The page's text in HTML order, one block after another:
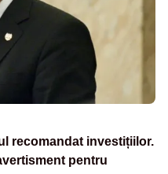
recomandat investițiilor.
pentru